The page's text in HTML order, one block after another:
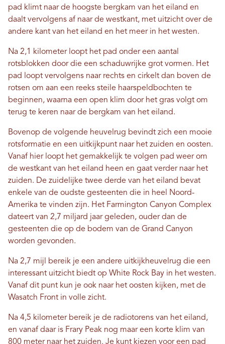
pad klimt naar de hoogste bergkam van het eiland en
daalt vervolgens af naar de westkant, met uitzicht over de
andere kant van het eiland en het meer in het westen.
Na 2,1 kilometer loopt het pad onder een aantal
rotsblokken door die een schaduwrijke grot vormen. Het
pad loopt vervolgens naar rechts en cirkelt dan boven de
rotsen om aan een reeks steile haarspeldbochten te
beginnen, waarna een open klim door het gras volgt om
terug te keren naar de bergkam van het eiland.
Bovenop de volgende heuvelrug bevindt zich een mooie
rotsformatie en een uitkijkpunt naar het zuiden en oosten.
Vanaf hier loopt het gemakkelijk te volgen pad weer om
de westkant van het eiland heen en gaat verder naar het
zuiden. De zuidelijke twee derde van het eiland bevat
enkele van de oudste gesteenten die in heel Noord-
Amerika te vinden zijn. Het Farmington Canyon Complex
dateert van 2,7 miljard jaar geleden, ouder dan de
gesteenten die op de bodem van de Grand Canyon
worden gevonden.
Na 2,7 mijl bereik je een andere uitkijkheuvelrug die een
interessant uitzicht biedt op White Rock Bay in het westen.
Vanaf dit punt kun je ook naar het oosten kijken, met de
Wasatch Front in volle zicht.
Na 4,5 kilometer bereik je de radiotorens van het eiland,
en vanaf daar is Frary Peak nog maar een korte klim van
800 meter naar het zuiden. Je kunt kiezen voor een pad